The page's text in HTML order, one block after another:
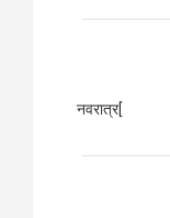
नवरात्र[